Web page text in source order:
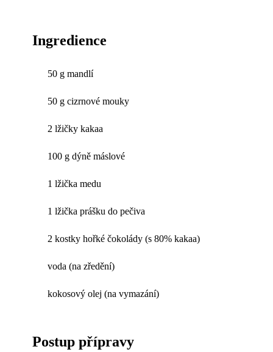
Ingredience
50 g mandlí
50 g cizrnové mouky
2 lžičky kakaa
100 g dýně máslové
1 lžička medu
1 lžička prášku do pečiva
2 kostky hořké čokolády (s 80% kakaa)
voda (na zředění)
kokosový olej (na vymazání)
Postup přípravy